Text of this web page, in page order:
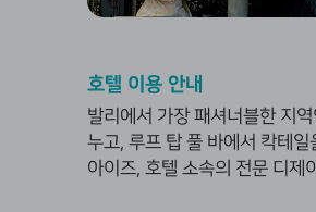
호텔 이용 안내
발리에서 가장 패셔너블한 지
누고, 루프 탑 풀 바에서 칵테
아이즈, 호텔 소속의 전문 디제